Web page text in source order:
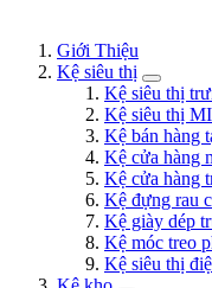
Giới Thiệu
Kệ siêu thị
Kệ siêu thị
Kệ siêu thị
Kệ bán hàng
Kệ cửa hàng
Kệ cửa hàng
Kệ đựng rau
Kệ giày dép
Kệ móc treo
Kệ siêu thị